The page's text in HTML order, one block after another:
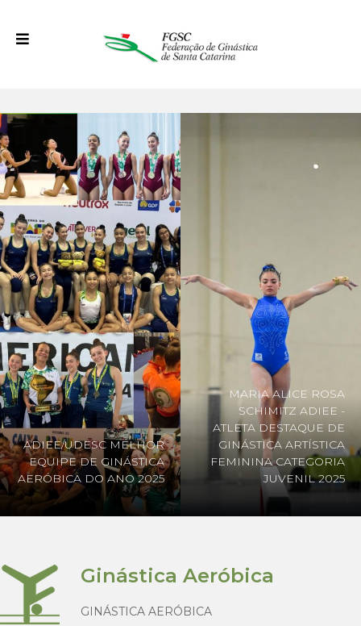
ADIEE/UDESC MELHOR
EQUIPE DE GINÁSTICA
AERÓBICA DO ANO 2025
MARIA ALICE ROSA
SCHIMITZ ADIEE -
ATLETA DESTAQUE DE
GINÁSTICA ARTÍSTICA
FEMININA CATEGORIA
JUVENIL 2025
Ginástica Aeróbica
GINÁSTICA AERÓBICA